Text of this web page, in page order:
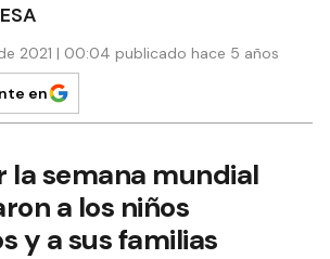
2021 | 00:04 publicado hace 5 años
en
la semana mundial
a los niños
y a sus familias